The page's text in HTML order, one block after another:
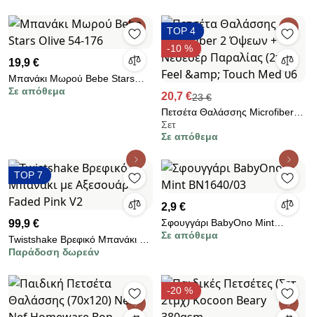
19,9 €
Μπανάκι Μωρού Bebe Stars
Olive 54-176
Σε απόθεμα
TOP 4
-10 %
20,7 €23 €
Πετσέτα Θαλάσσης Microfiber 2
Όψεων + Νεσεσέρ Παραλίας
(2τμχ) Feel &amp; Touch Med
Σετ
Σε απόθεμα
TOP 7
99,9 €
Twistshake Βρεφικό Μπανάκι με
Αξεσουάρ Faded Pink V2
Παράδοση δωρεάν
2,9 €
Σφουγγάρι BabyOno Mint
BN1640/03
Σε απόθεμα
-20 %